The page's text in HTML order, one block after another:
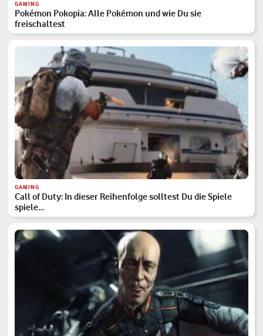
GAMING
Pokémon Pokopia: Alle Pokémon und wie Du sie
freischaltest
GAMING
Call of Duty: In dieser Reihenfolge solltest Du die Spiele
spiele…